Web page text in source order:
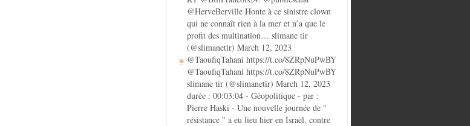
@HerveBerville Honte à ce sinistre clown
qui ne connaît rien à la mer et n’a que le
profit des multination… slimane tir
(@slimanetir) March 12, 2023
@TaoufiqTahani https://t.co/8ZRpNuPwBY
@TaoufiqTahani https://t.co/8ZRpNuPwBY
slimane tir (@slimanetir) March 12, 2023
durée : 00:03:04 - Géopolitique - par :
Pierre Haski - Une nouvelle journée de "
résistance " a eu lieu hier en Israël, contre